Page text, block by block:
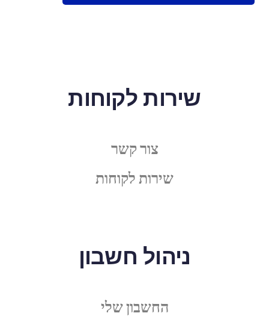
שירות לקוחות
צור קשר
שירות לקוחות
ניהול חשבון
החשבון שלי